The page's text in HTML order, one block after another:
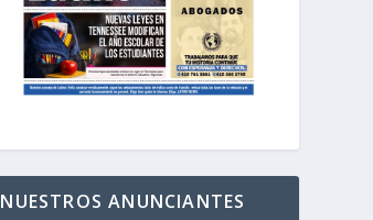
NUESTROS ANUNCIANTES